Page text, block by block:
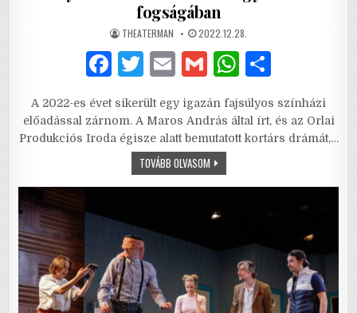
fogságában
AUTHOR:
THEATERMAN PUBLISHED
DATE:
2022.12.28.
F
c
e
o
o
k
T
it
te
r
E
ai
l
G
ai
l
W
at
s
p
ar
e
A 2022-es évet sikerült egy igazán fajsúlyos színházi
előadással zárnom. A Maros András által írt, és az Orlai
Produkciós Iroda égisze alatt bemutatott kortárs drámát,…
TOVÁBB OLVASOMREDŐNY
–
FOGSÁGÁBAN